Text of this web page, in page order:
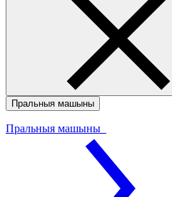
Пральныя машыны
Пральныя машыны